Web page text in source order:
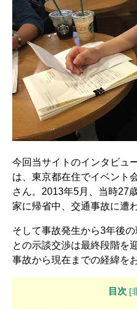
今回当サイトのインタビュ
は、東京都在住でイベント
さん。2013年5月、当時27
家に帰省中、交通事故に遭
そして事故発生から3年後
との示談交渉は最終段階を
事故から現在までの経緯を
目次 [
加害者側について知る
被害に関する用語を知る
解決までの流れ ▼
ケガの治療
症状固定
後遺障害認定
慰謝料請求
示談交渉
乗用車事故の体験談
大型車事故の体験談
バイク事故の体験談